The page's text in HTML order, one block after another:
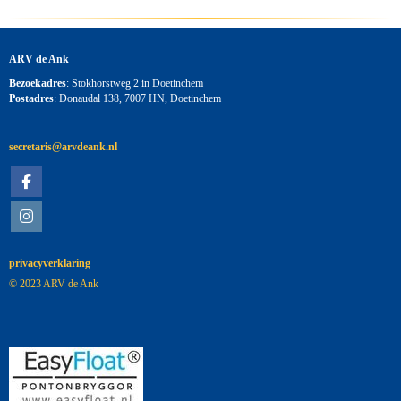
ARV de Ank
Bezoekadres: Stokhorstweg 2 in Doetinchem
Postadres: Donaudal 138, 7007 HN, Doetinchem
siraterces@arvdeank.nl
privacyverklaring
© 2023 ARV de Ank